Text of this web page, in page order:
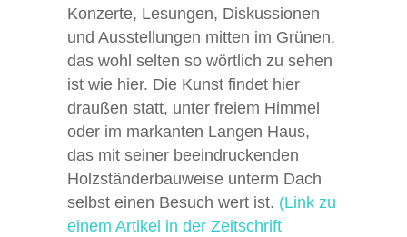
Konzerte, Lesungen, Diskussionen
und Ausstellungen mitten im Grünen,
das wohl selten so wörtlich zu sehen
ist wie hier. Die Kunst findet hier
draußen statt, unter freiem Himmel
oder im markanten Langen Haus,
das mit seiner beeindruckenden
Holzständerbauweise unterm Dach
selbst einen Besuch wert ist. (Link zu
einem Artikel in der Zeitschrift